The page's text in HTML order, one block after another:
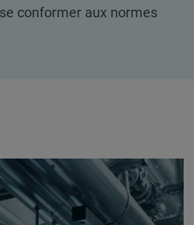
conformer aux normes